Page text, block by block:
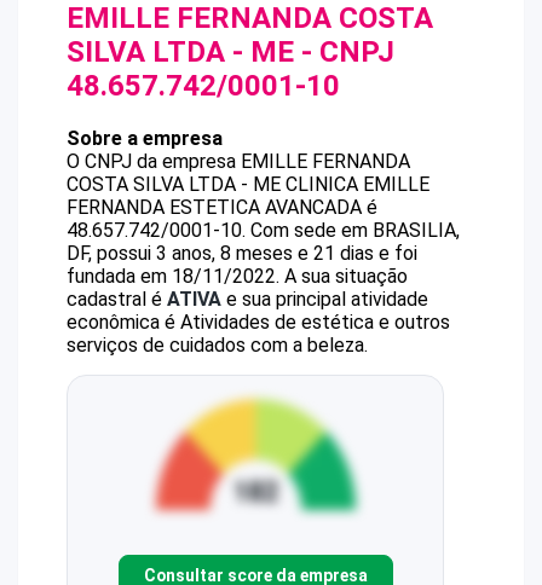
EMILLE FERNANDA COSTA
SILVA LTDA - ME - CNPJ
48.657.742/0001-10
Sobre a empresa
O CNPJ da empresa EMILLE FERNANDA
COSTA SILVA LTDA - ME CLINICA EMILLE
FERNANDA ESTETICA AVANCADA é
48.657.742/0001-10. Com sede em BRASILIA,
DF, possui 3 anos, 8 meses e 21 dias e foi
fundada em 18/11/2022. A sua situação
cadastral é ATIVA e sua principal atividade
econômica é Atividades de estética e outros
serviços de cuidados com a beleza.
Consultar score da empresa